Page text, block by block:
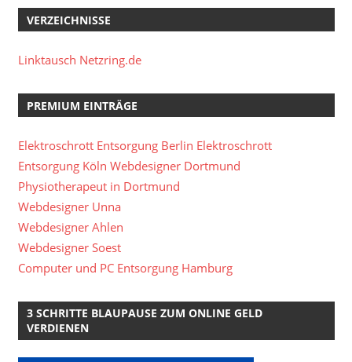
VERZEICHNISSE
Linktausch Netzring.de
PREMIUM EINTRÄGE
Elektroschrott Entsorgung Berlin Elektroschrott
Entsorgung Köln Webdesigner Dortmund
Physiotherapeut in Dortmund
Webdesigner Unna
Webdesigner Ahlen
Webdesigner Soest
Computer und PC Entsorgung Hamburg
3 SCHRITTE BLAUPAUSE ZUM ONLINE GELD
VERDIENEN